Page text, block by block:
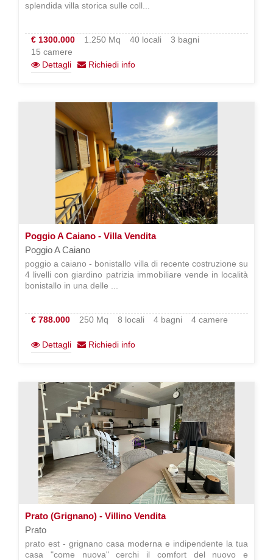
splendida villa storica sulle coll...
€ 1300.000 1.250 Mq 40 locali
3 bagni
15 camere
Dettagli
Richiedi info
Poggio A Caiano - Villa Vendita
Poggio A Caiano
poggio a caiano - bonistallo villa di recente costruzione su
4 livelli con giardino patrizia immobiliare vende in località
bonistallo in una delle ...
€ 788.000 250 Mq 8 locali 4 bagni 4 camere
Dettagli Richiedi info
Prato (Grignano) - Villino Vendita
Prato
prato est - grignano casa moderna e indipendente la tua
casa "come nuova" cerchi il comfort del nuovo e